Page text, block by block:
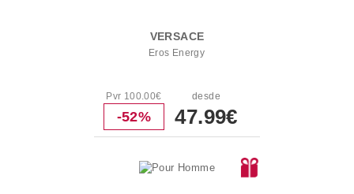
VERSACE
Eros Energy
Pvr 100.00€
-52%
desde
47.99€